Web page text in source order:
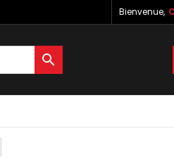
Bienvenue,
